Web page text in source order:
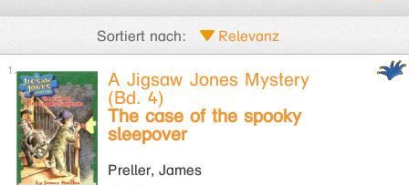
Sortiert nach:
A Jigsaw Jones Mystery
(Bd. 4)
The case of the spooky
sleepover
Preller, James